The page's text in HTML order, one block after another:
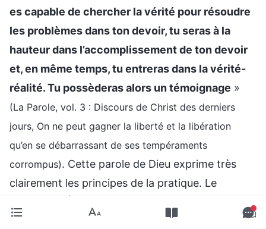
es capable de chercher la vérité pour résoudre
les problèmes dans ton devoir, tu seras à la
hauteur dans l’accomplissement de ton devoir
et, en même temps, tu entreras dans la vérité-
réalité. Tu possèderas alors un témoignage »
(La Parole, vol. 3 : Discours de Christ des derniers
jours, On ne peut gagner la liberté et la libération
qu’en se débarrassant de ses tempéraments
corrompus). Cette parole de Dieu exprime très
clairement les principes de la pratique. Le
l’Église avant tout. S’il adopte la bonne attitude, il